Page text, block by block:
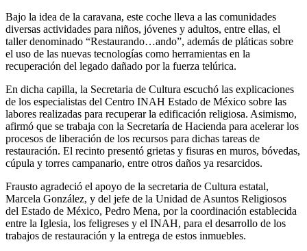
Bajo la idea de la caravana, este coche lleva a las comunidades
diversas actividades para niños, jóvenes y adultos, entre ellas, el
taller denominado “Restaurando…ando”, además de pláticas sobre
el uso de las nuevas tecnologías como herramientas en la
recuperación del legado dañado por la fuerza telúrica.
En dicha capilla, la Secretaria de Cultura escuchó las explicaciones
de los especialistas del Centro INAH Estado de México sobre las
labores realizadas para recuperar la edificación religiosa. Asimismo,
afirmó que se trabaja con la Secretaría de Hacienda para acelerar los
procesos de liberación de los recursos para dichas tareas de
restauración. El recinto presentó grietas y fisuras en muros, bóvedas,
cúpula y torres campanario, entre otros daños ya resarcidos.
Frausto agradeció el apoyo de la secretaria de Cultura estatal,
Marcela González, y del jefe de la Unidad de Asuntos Religiosos
del Estado de México, Pedro Mena, por la coordinación establecida
entre la Iglesia, los feligreses y el INAH, para el desarrollo de los
trabajos de restauración y la entrega de estos inmuebles.